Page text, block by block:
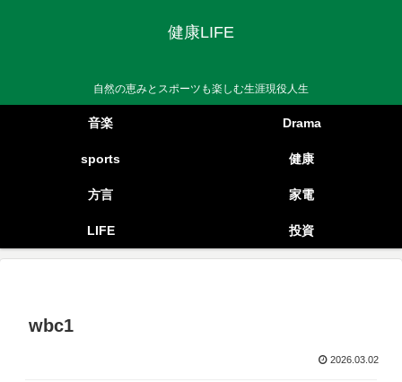
健康LIFE
自然の恵みとスポーツも楽しむ生涯現役人生
音楽 Drama
sports 健康
方言 家電
LIFE 投資
wbc1
2026.03.02